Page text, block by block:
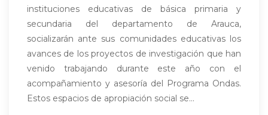
instituciones educativas de básica primaria y
secundaria del departamento de Arauca,
socializarán ante sus comunidades educativas los
avances de los proyectos de investigación que han
venido trabajando durante este año con el
acompañamiento y asesoría del Programa Ondas.
Estos espacios de apropiación social se...